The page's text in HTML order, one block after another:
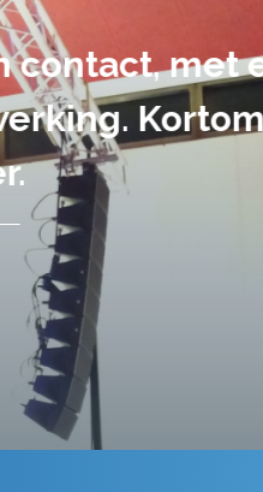
tot in de